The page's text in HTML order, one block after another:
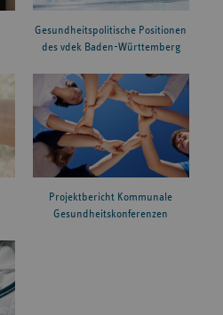
Gesundheitspolitische Positionen
des vdek Baden-Württemberg
Projektbericht Kommunale
Gesundheitskonferenzen